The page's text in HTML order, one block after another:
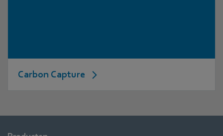
Carbon Capture